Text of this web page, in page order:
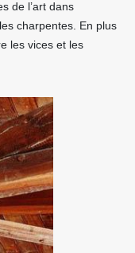
de l’art dans
charpentes. En plus
les vices et les